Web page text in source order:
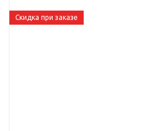
Скидка при заказе